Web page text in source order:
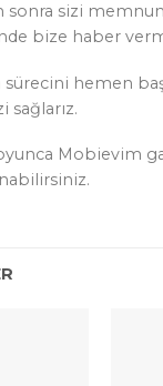
sonra sizi
bize haber
hemen
Mobievim